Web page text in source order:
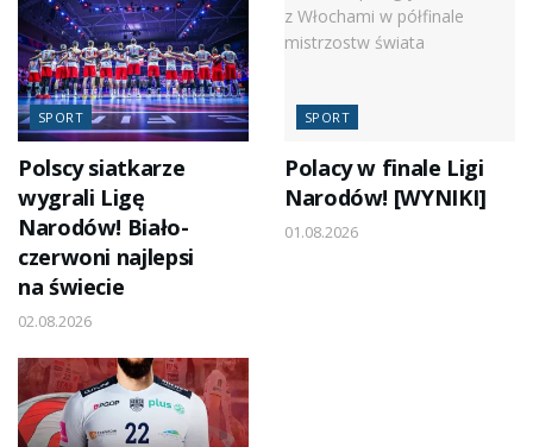
SPORT
Polscy siatkarze
wygrali Ligę
Narodów! Biało-
czerwoni najlepsi
na świecie
02.08.2026
SPORT
Polacy w finale Ligi
Narodów! [WYNIKI]
01.08.2026